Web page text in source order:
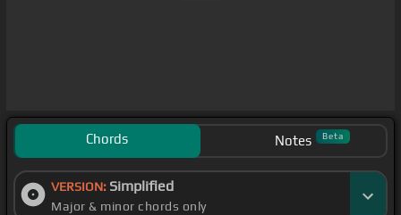
Chords Notes Beta
VERSION: Simplified
Major & minor chords only